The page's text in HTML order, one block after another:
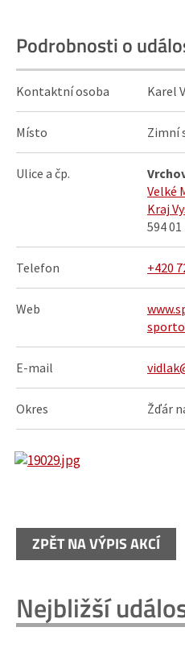
Podrobnosti o
Kontaktní osoba Karel
Místo Zimní
Ulice a čp.
Velké
Kraj
594 01
Telefon +420
Web
E-mail
Okres Žďár
ZPĚT NA VÝPIS AKCÍ
Nejbližší